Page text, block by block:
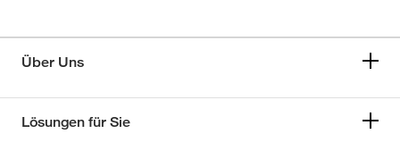
Über Uns
Lösungen für Sie